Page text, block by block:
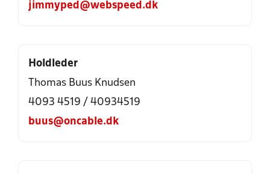
jimmyped@webspeed.dk
Holdleder
Thomas Buus Knudsen
4093 4519 / 40934519
buus@oncable.dk